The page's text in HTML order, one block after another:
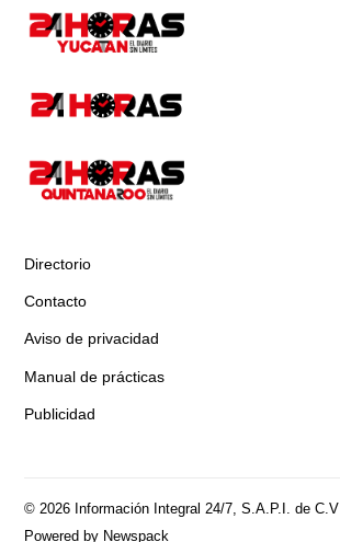
Directorio
Contacto
Aviso de privacidad
Manual de prácticas
Publicidad
© 2026 Información Integral 24/7, S.A.P.I. de C.V
Powered by Newspack